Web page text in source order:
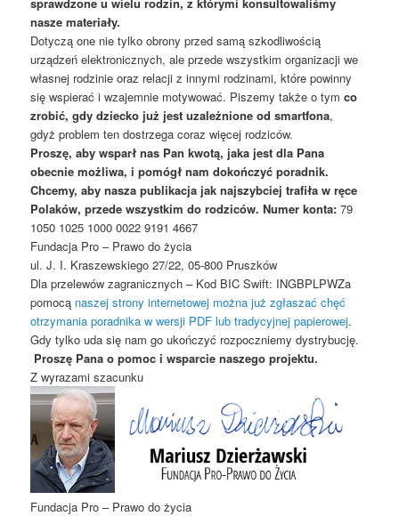
nasze materiały.
Dotyczą one nie tylko obrony przed samą szkodliwością
urządzeń elektronicznych, ale przede wszystkim organizacji we
własnej rodzinie oraz relacji z innymi rodzinami, które powinny
się wspierać i wzajemnie motywować. Piszemy także o tymco
zrobić, gdy dziecko już jest uzależnione od smartfona,
gdyż problem ten dostrzega coraz więcej rodziców.
Proszę, aby wsparł nas Pan kwotą, jaka jest dla Pana
obecnie możliwa, i pomógł nam dokończyć poradnik.
Chcemy, aby nasza publikacja jak najszybciej trafiła w ręce
Polaków, przede wszystkim do rodziców. Numer konta:79
1050 1025 1000 0022 9191 4667
Fundacja Pro – Prawo do życia
ul. J. I. Kraszewskiego 27/22, 05-800 Pruszków
Dla przelewów zagranicznych – Kod BIC Swift: INGBPLPWZa
pomocą naszej strony internetowej można już zgłaszać chęć
otrzymania poradnika w wersji PDF lub tradycyjnej papierowej.
Gdy tylko uda się nam go ukończyć rozpoczniemy dystrybucję.
Proszę Pana o pomoc i wsparcie naszego projektu.
Z wyrazami szacunku
Fundacja Pro – Prawo do życia